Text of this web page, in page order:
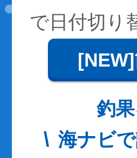
で日付切り
釣
海ナビ